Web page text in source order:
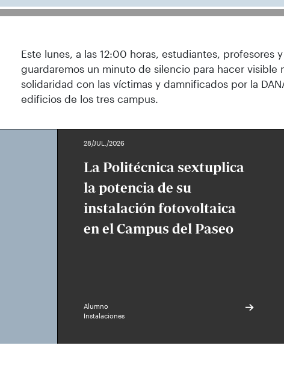
Este lunes, a las 12:00 horas, estudiantes, profesores y
guardaremos un minuto de silencio para hacer visible
solidaridad con las víctimas y damnificados por la
edificios de los tres campus.
28/JUL./2026
La Politécnica sextuplica
la potencia de su
instalación fotovoltaica
en el Campus del Paseo
Alumno
Instalaciones